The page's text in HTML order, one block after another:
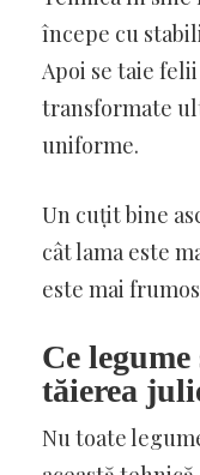
începe cu
Apoi se taie
transformate
uniforme.
Un cuțit bine
cât lama este
este mai
Ce
tăierea
Nu toate